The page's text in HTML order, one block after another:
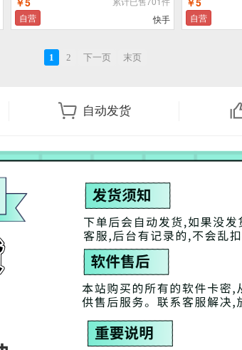
安全
自营
快手
自营
1 2 下一页 末页
自动发货